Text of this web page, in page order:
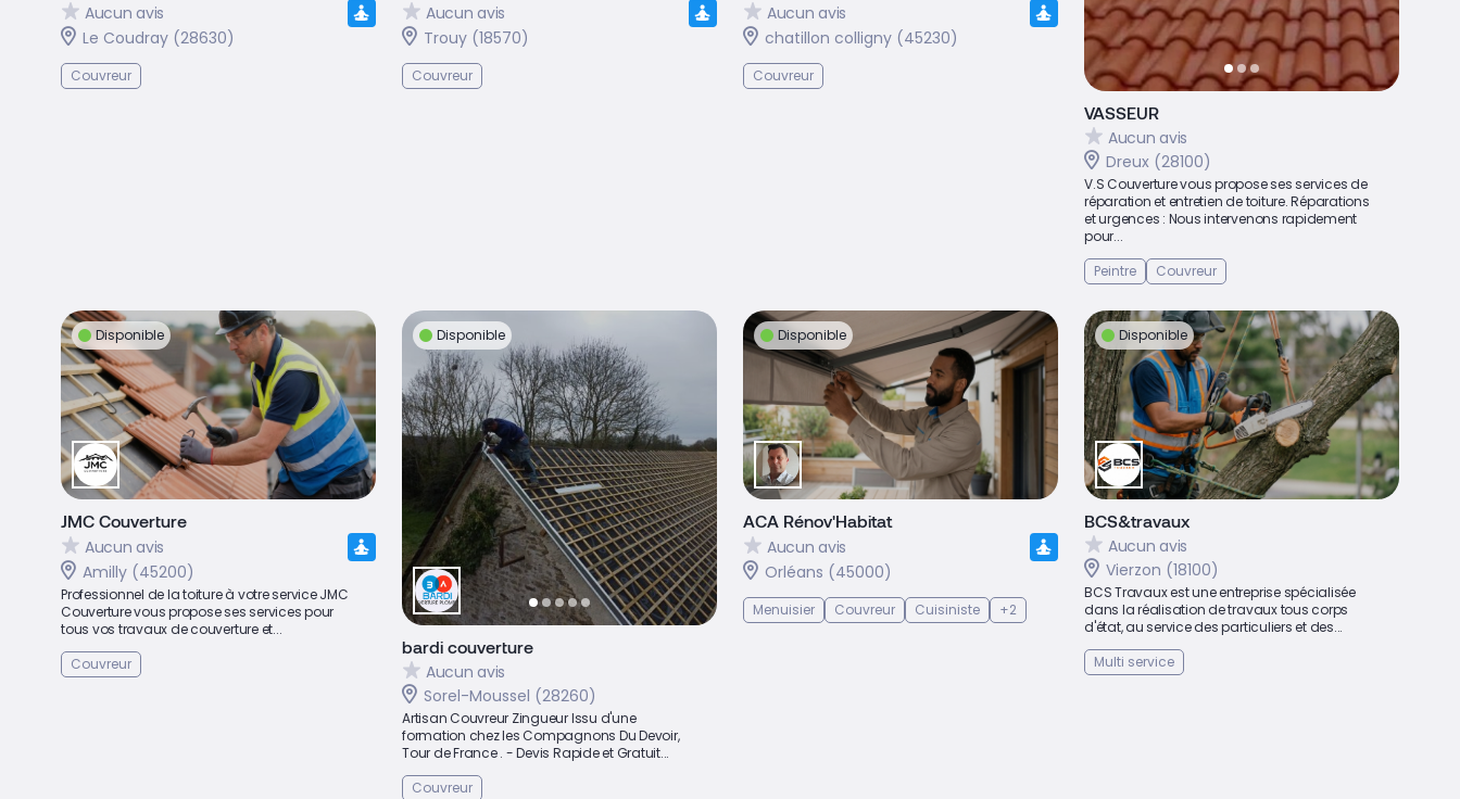
Aucun avis
Le Coudray (28630)
Couvreur
Aucun avis
Trouy (18570)
Couvreur
Aucun avis
chatillon colligny (45230)
Couvreur
VASSEUR
Aucun avis
Dreux (28100)
V.S Couverture vous propose ses services de
réparation et entretien de toiture. Réparations
et urgences : Nous intervenons rapidement
pour...
Peintre
Couvreur
Disponible
JMC Couverture
Aucun avis
Amilly (45200)
Professionnel de la toiture à votre service JMC
Couverture vous propose ses services pour
tous vos travaux de couverture et...
Couvreur
Disponible
bardi couverture
Aucun avis
Sorel-Moussel (28260)
Artisan Couvreur Zingueur Issu d'une
formation chez les Compagnons Du Devoir,
Tour de France . - Devis Rapide et Gratuit...
Couvreur
Disponible
ACA Rénov'Habitat
Aucun avis
Orléans (45000)
Menuisier Couvreur Cuisiniste +2
Disponible
BCS&travaux
Aucun avis
Vierzon (18100)
BCS Travaux est une entreprise spécialisée
dans la réalisation de travaux tous corps
d'état, au service des particuliers et des...
Multi service